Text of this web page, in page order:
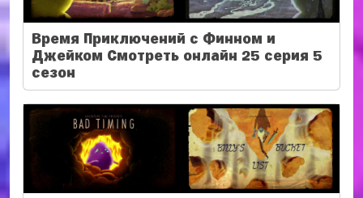
Время Приключений с Финном и
Джейком Смотреть онлайн 25 серия 5
сезон